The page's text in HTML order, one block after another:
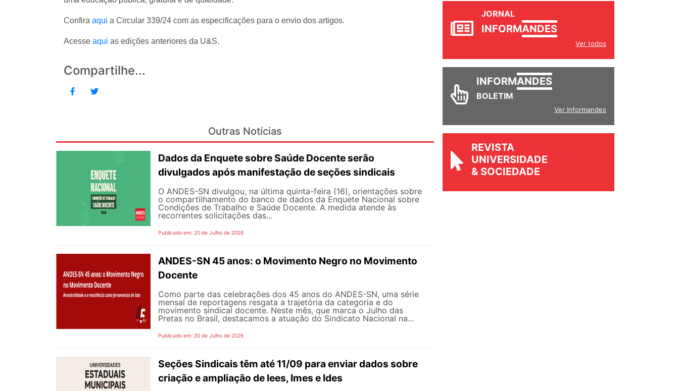
Confira aqui a Circular 339/24 com as especificações para o envio dos artigos.
Acesse aqui as edições anteriores da U&S.
Compartilhe...
Outras Notícias
Dados da Enquete sobre Saúde Docente serão
divulgados após manifestação de seções sindicais
O ANDES-SN divulgou, na última quinta-feira (16), orientações sobre
o compartilhamento do banco de dados da Enquete Nacional sobre
Condições de Trabalho e Saúde Docente. A medida atende às
recorrentes solicitações das...
Publicado em: 20 de Julho de 2026
ANDES-SN 45 anos: o Movimento Negro no Movimento
Docente
Como parte das celebrações dos 45 anos do ANDES-SN, uma série
mensal de reportagens resgata a trajetória da categoria e do
movimento sindical docente. Neste mês, que marca o Julho das
Pretas no Brasil, destacamos a atuação do Sindicato Nacional na...
Publicado em: 20 de Julho de 2026
Seções Sindicais têm até 11/09 para enviar dados sobre
criação e ampliação de Iees, Imes e Ides
JORNAL
INFORMANDES
Ver todos
INFORMANDES
BOLETIM
Ver Informandes
REVISTA
UNIVERSIDADE
& SOCIEDADE